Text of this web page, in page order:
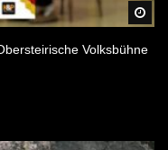
Volksbühne